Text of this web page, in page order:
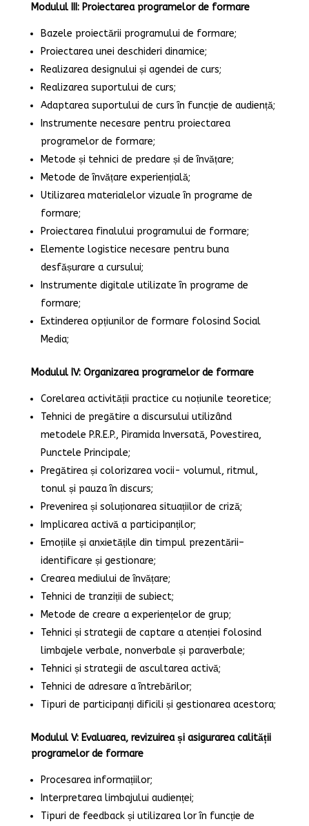
Modulul III: Proiectarea programelor de formare
Bazele proiectării programului de formare;
Proiectarea unei deschideri dinamice;
Realizarea designului și agendei de curs;
Realizarea suportului de curs;
Adaptarea suportului de curs în funcție de audiență;
Instrumente necesare pentru proiectarea
programelor de formare;
Metode și tehnici de predare și de învățare;
Metode de învățare experiențială;
Utilizarea materialelor vizuale în programe de
formare;
Proiectarea finalului programului de formare;
Elemente logistice necesare pentru buna
desfășurare a cursului;
Instrumente digitale utilizate în programe de
formare;
Extinderea opțiunilor de formare folosind Social
Media;
Modulul IV: Organizarea programelor de formare
Corelarea activității practice cu noțiunile teoretice;
Tehnici de pregătire a discursului utilizând
metodele P.R.E.P., Piramida Inversată, Povestirea,
Punctele Principale;
Pregătirea și colorizarea vocii- volumul, ritmul,
tonul și pauza în discurs;
Prevenirea și soluționarea situațiilor de criză;
Implicarea activă a participanților;
Emoțiile și anxietățile din timpul prezentării–
identificare și gestionare;
Crearea mediului de învățare;
Tehnici de tranziții de subiect;
Metode de creare a experiențelor de grup;
Tehnici și strategii de captare a atenției folosind
limbajele verbale, nonverbale și paraverbale;
Tehnici și strategii de ascultarea activă;
Tehnici de adresare a întrebărilor;
Tipuri de participanți dificili și gestionarea acestora;
Modulul V: Evaluarea, revizuirea și asigurarea calității
programelor de formare
Procesarea informațiilor;
Interpretarea limbajului audienței;
Tipuri de feedback și utilizarea lor în funcție de